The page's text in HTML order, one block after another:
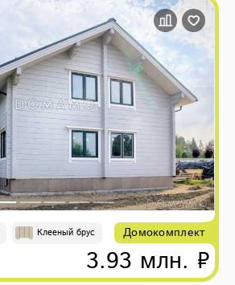
Клееный брус Домокомплект
3.93 млн. ₽